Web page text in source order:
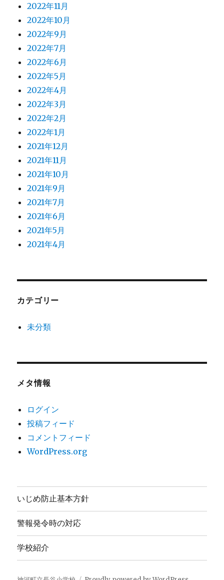
2022年11月
2022年10月
2022年9月
2022年7月
2022年6月
2022年5月
2022年4月
2022年3月
2022年2月
2022年1月
2021年12月
2021年11月
2021年10月
2021年9月
2021年7月
2021年6月
2021年5月
2021年4月
カテゴリー
未分類
メタ情報
ログイン
投稿フィード
コメントフィード
WordPress.org
いじめ防止基本方針
警報発令時の対応
学校紹介